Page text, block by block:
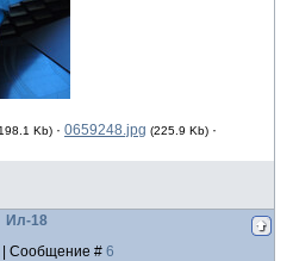
Kb) · 0659248.jpg (225.9 Kb) ·
Ил-18
| Сообщение # 6